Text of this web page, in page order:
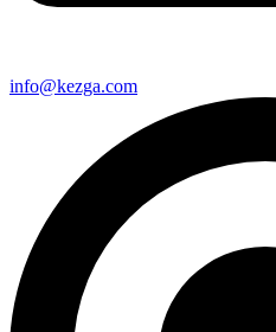
info@kezga.com